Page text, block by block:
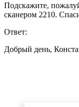
Подскажите,
сканером 2210.
Ответ:
Добрый день,